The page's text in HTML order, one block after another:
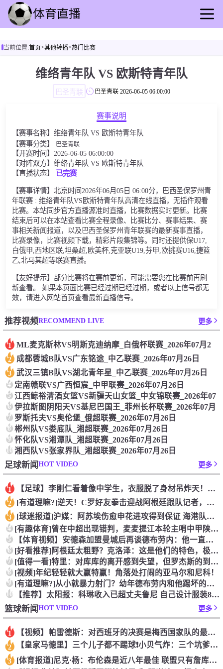
足球直播
足球录播
其他转播
当前位置:首页>其他转播>热门比赛
维络青年队 VS 欧斯特青年队
巴圣青联 巴圣青联 2026-06-05 06:00:00
赛事说明
【赛事名称】维络青年队 VS 欧斯特青年队
【赛事分类】
巴圣青联
【开赛时间】2026-06-05 06:00:00
【对阵双方】维络青年队 VS 欧斯特青年队
【直播状态】
已完赛
【赛事详情】北京时间2026年06月05日 06:00分，巴西圣保罗州青
年联赛 : 维络青年队VS欧斯特青年队高清在线直播，无插件观看
比赛。本站同步官方直播源准时直播，比赛数据实时更新。比赛
结束后可以在本站查看比赛全程录像、比赛比分、赛事结果、赛
事相关新闻报道，以及巴西圣保罗州青年联赛的最新赛事直播，
比赛录像，比赛视频下载，精彩片段集锦等。同时还提供保U17,
白俄甲,西地区联,坦桑超,欧美杯,克亚联U19,芬甲,欧挑赛U16,捷篮
乙,北马其超等联赛直播。
【友好提示】部分比赛将在赛前更新，可能需要您在比赛前再刷
新查看。 如果本页面比赛已经过期已经过期，或者以上信号都无
效，请进入网站首页查看最新直播信号。
推荐视频RECOMMEND LIVE 更多
1 ML麦克斯林VS明斯克迪纳摩_白俄杯联赛_2026年07月2
2 成都蓉城B队VS广东铭途_中乙联赛_2026年07月26日
3 武汉三镇B队VS湖北青年星_中乙联赛_2026年07月26日
4 定南赣联VS广西恒宸_中甲联赛_2026年07月26日
5 江西鲸裕清酒女篮VS新疆天山女篮_中女锦联赛_2026年07
6 伊拉斯图阴阳天VS基尼巴国王_菲州长杯联赛_2026年07月
7 罗斯托夫VS奥伦堡_俄超联赛_2026年07月26日
8 郴州队VS娄底队_湘超联赛_2026年07月26日
9 怀化队VS湘潭队_湘超联赛_2026年07月26日
10湘西队VS张家界队_湘超联赛_2026年07月26日
足球新闻HOT VIDEO 更多
1 【足球】李刚仁看着像中学生，衣服脱了身材吊炸天！怪不得对抗上
2 [有道理嘛?]逆天！C罗好友拳击迎战阿根廷跟队记者，C罗好友
3 [球迷报道]沪媒：阿苏埃伤愈申花进攻得到保证 海港队基本没有
4 [有趣体育]曾在中超出现错判，麦麦提江本轮主哨中甲陕西联合v
5 【体育视频】安德森加盟曼城后再谈德布劳内：他一直是我非常仰慕
6 [好看推荐]阿根廷太粗野？克洛泽：这是他们的特色，极其强调对
7 [值得一看]特里：对库库的离开感到失望，但罗杰斯的到来又让我
8 [视频]年纪轻轻就大赢特赢！角落处打闹的亚马尔和尼科！
9 [有道理嘛?]从小就暴力射门？幼年德布劳内和他踢坏的树篱！
10 【推荐】太阳报：科琳收入已超丈夫鲁尼 自己设计服装8岁儿子当
篮球新闻HOT VIDEO 更多
1 【视频】帕雷德斯：对西班牙的决赛是梅西国家队的最后一场比赛
2 【皇家马德里】三个儿子都不踢球❗️小贝气炸：三个坑爹货，只能
3 [体育报道]尼克·杨：布伦森是近八年最佳 联盟只有詹库杜能媲